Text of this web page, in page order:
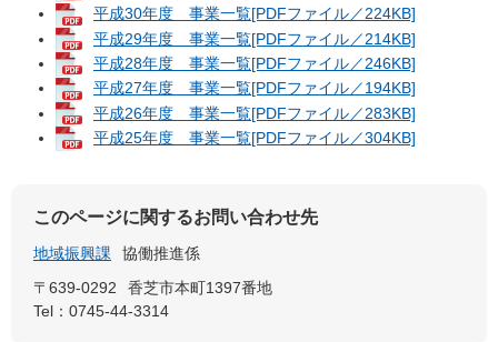
平成30年度 事業一覧[PDFファイル／224KB]
平成29年度 事業一覧[PDFファイル／214KB]
平成28年度 事業一覧[PDFファイル／246KB]
平成27年度 事業一覧[PDFファイル／194KB]
平成26年度 事業一覧[PDFファイル／283KB]
平成25年度 事業一覧[PDFファイル／304KB]
このページに関するお問い合わせ先
地域振興課
協働推進係
〒639-0292
香芝市本町1397番地
Tel：0745-44-3314